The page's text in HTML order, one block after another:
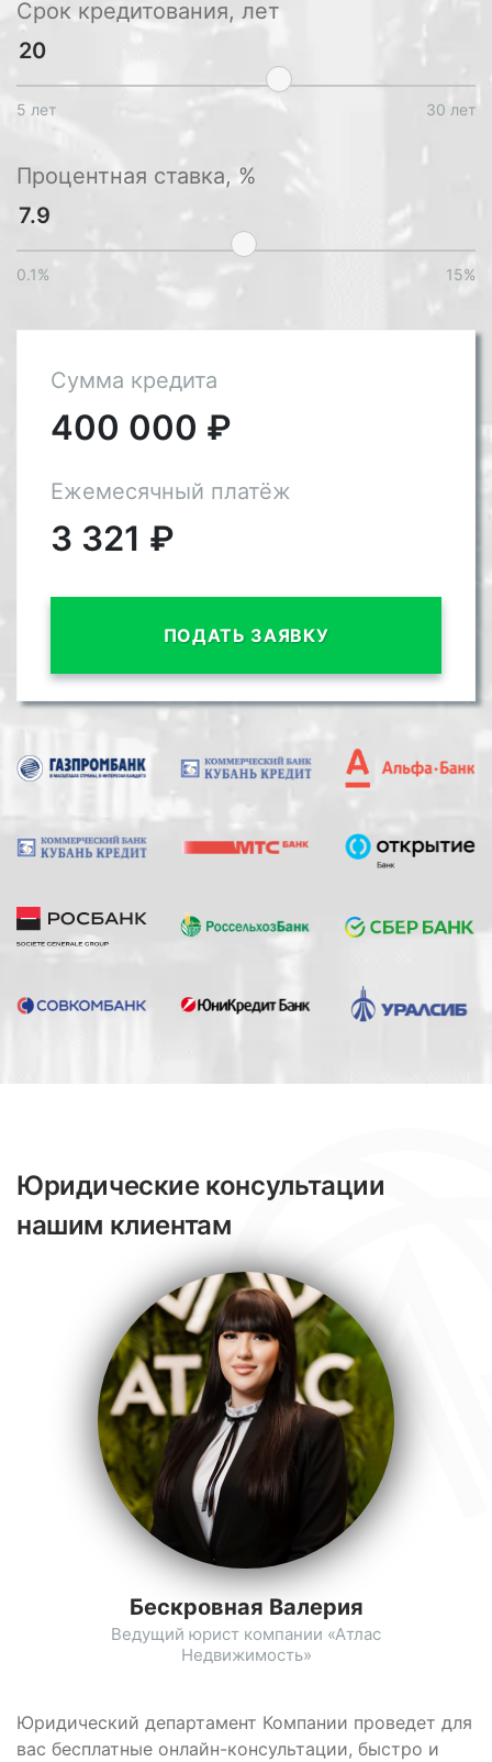
Срок кредитования, лет
5 лет 30 лет
Процентная ставка, %
0.1% 15%
Сумма кредита
400 000 ₽
Ежемесячный платёж
3 321 ₽
ПОДАТЬ ЗАЯВКУ
Юридические консультации
нашим клиентам
Юридический департамент Компании проведет для
вас бесплатные онлайн-консультации, быстро и
Бескровная Валерия
Ведущий юрист компании «Атлас
Недвижимость»